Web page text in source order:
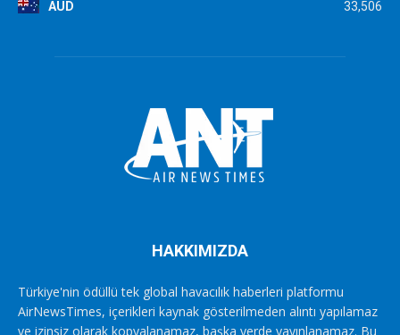
AUD 33,506
HAKKIMIZDA
Türkiye'nin ödüllü tek global havacılık haberleri platformu
AirNewsTimes, içerikleri kaynak gösterilmeden alıntı yapılamaz
ve izinsiz olarak kopyalanamaz, başka yerde yayınlanamaz. Bu